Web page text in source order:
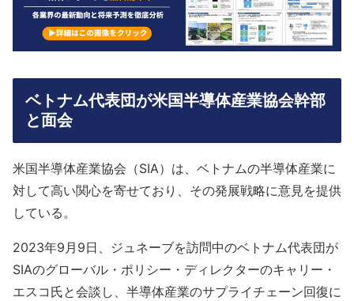
ベトナム代表団が米国半導体産業協会幹部
と面会
米国半導体産業協会（SIA）は、ベトナムの半導体産業に
対して高い関心を寄せており、その発展戦略に意見を提供
している。
2023年9月9日、ジュネーブを訪問中のベトナム代表団が
SIAのグローバル・ポリシー・ディレクターのキャリー・
エスコ氏と会談し、半導体産業のサプライチェーン回復に